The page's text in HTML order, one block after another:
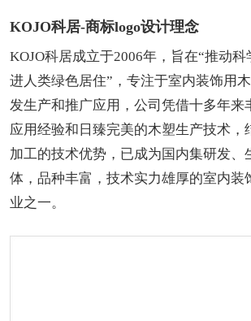
KOJO科居-商标logo设计理念
KOJO科居成立于2006年，旨在“推动
进人类绿色居住”，专注于室内装饰用
发生产和推广应用，公司凭借十多年来
应用经验和日臻完美的木塑生产技术，
加工的技术优势，已成为国内集研发、
体，品种丰富，技术实力雄厚的室内装
业之一。